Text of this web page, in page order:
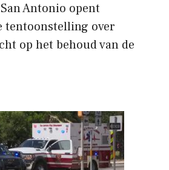
Antonio opent
over
op het behoud van de